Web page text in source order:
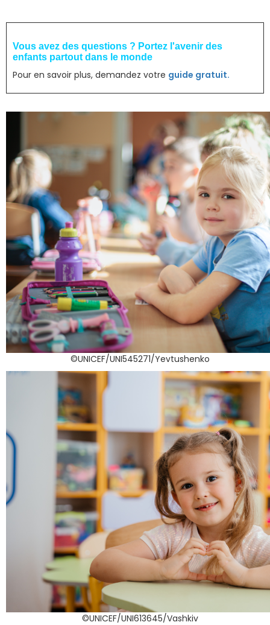
Vous avez des questions ? Portez l'avenir des
enfants partout dans le monde
Pour en savoir plus, demandez votre guide gratuit.
©UNICEF/UNI545271/Yevtushenko
©UNICEF/UNI613645/Vashkiv